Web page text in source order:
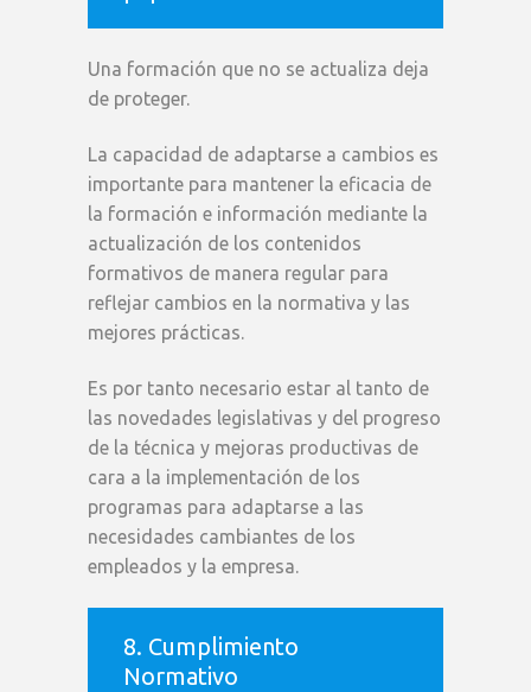
Una formación que no se actualiza deja
de proteger.
La capacidad de adaptarse a cambios es
importante para mantener la eficacia de
la formación e información mediante la
actualización de los contenidos
formativos de manera regular para
reflejar cambios en la normativa y las
mejores prácticas.
Es por tanto necesario estar al tanto de
las novedades legislativas y del progreso
de la técnica y mejoras productivas de
cara a la implementación de los
programas para adaptarse a las
necesidades cambiantes de los
empleados y la empresa.
8. Cumplimiento
Normativo